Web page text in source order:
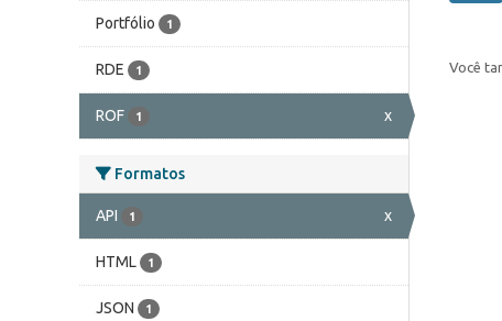
Portfólio 1
RDE 1
ROF 1 x
Formatos
API 1 x
HTML 1
JSON 1
Você